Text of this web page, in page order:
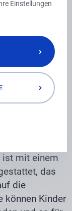
Einstellungen
und
Mikroben im
ist mit einem
das
die
können Kinder